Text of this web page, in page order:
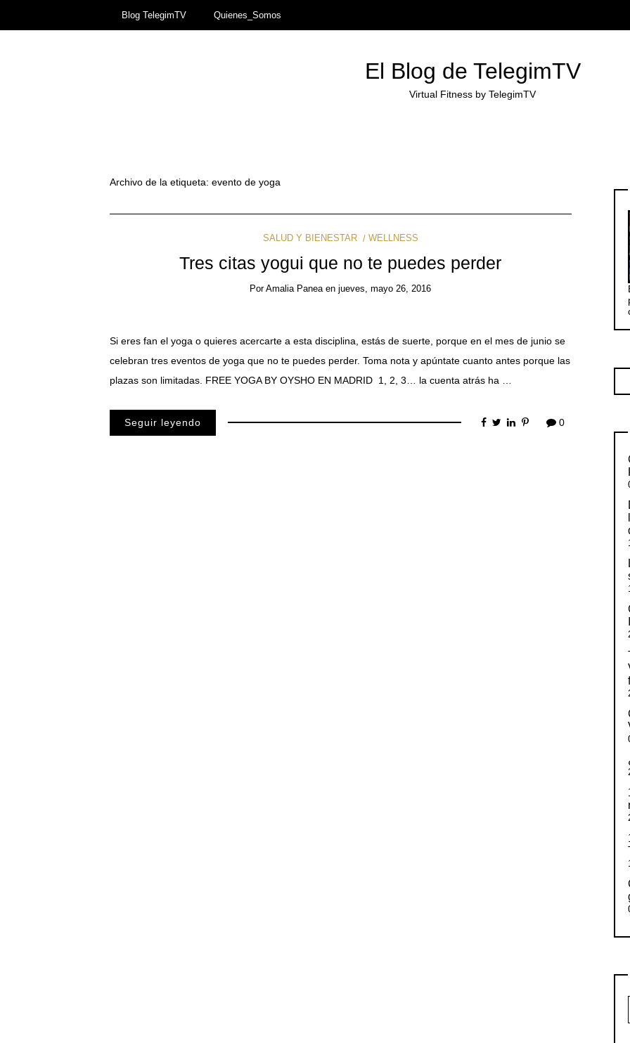
Blog TelegimTV Quienes_Somos
El Blog de TelegimTV
Virtual Fitness by TelegimTV
Archivo de la etiqueta: evento de yoga
SALUD Y BIENESTAR WELLNESS
Tres citas yogui que no te puedes perder
PorAmalia Panea enjueves, mayo 26, 2016
Si eres fan el yoga o quieres acercarte a esta disciplina, estás de suerte, porque en el mes de junio se
celebran tres eventos de yoga que no te puedes perder. Toma nota y apúntate cuanto antes porque las
plazas son limitadas. FREE YOGA BY OYSHO EN MADRID 1, 2, 3… la cuenta atrás ha …
Seguir leyendo 0